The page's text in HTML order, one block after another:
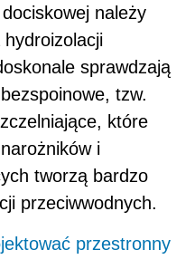
należy
sprawdzają
tzw.
które
i
tworzą bardzo
przeciwwodnych.
przestronny